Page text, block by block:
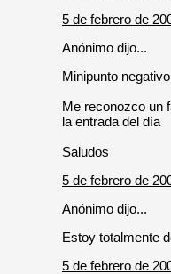
5 de febrero de
Anónimo dijo...
Minipunto
Me reconozco un
la entrada del día
Saludos
5 de febrero de
Anónimo dijo...
Estoy totalmente
5 de febrero de